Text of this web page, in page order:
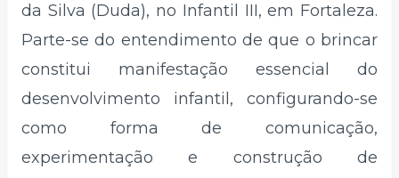
da Silva (Duda), no Infantil III, em Fortaleza.
Parte-se do entendimento de que o brincar
constitui manifestação essencial do
desenvolvimento infantil, configurando-se
como forma de comunicação,
experimentação e construção de